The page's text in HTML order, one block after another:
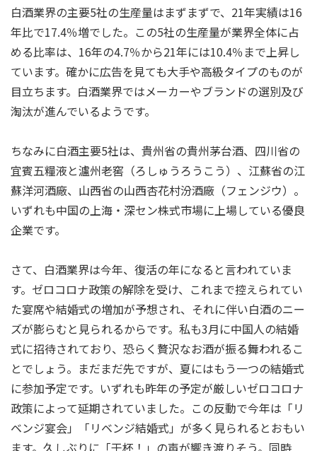
白酒業界の主要5社の生産量はまずまずで、21年実績は16
年比で17.4％増でした。この5社の生産量が業界全体に占
める比率は、16年の4.7％から21年には10.4％まで上昇し
ています。確かに広告を見ても大手や高級タイプのものが
目立ちます。白酒業界ではメーカーやブランドの選別及び
淘汰が進んでいるようです。
ちなみに白酒主要5社は、貴州省の貴州茅台酒、四川省の
宜賓五糧液と瀘州老窖（ろしゅうろうこう）、江蘇省の江
蘇洋河酒廠、山西省の山西杏花村汾酒廠（フェンジウ）。
いずれも中国の上海・深セン株式市場に上場している優良
企業です。
さて、白酒業界は今年、復活の年になると言われていま
す。ゼロコロナ政策の解除を受け、これまで控えられてい
た宴席や結婚式の増加が予想され、それに伴い白酒のニー
ズが膨らむと見られるからです。私も3月に中国人の結婚
式に招待されており、恐らく贅沢なお酒が振る舞われるこ
とでしょう。まだまだ先ですが、夏にはもう一つの結婚式
に参加予定です。いずれも昨年の予定が厳しいゼロコロナ
政策によって延期されていました。この反動で今年は「リ
ベンジ宴会」「リベンジ結婚式」が多く見られるとおもい
ます。久しぶりに「干杯！」の声が響き渡りそう。同時